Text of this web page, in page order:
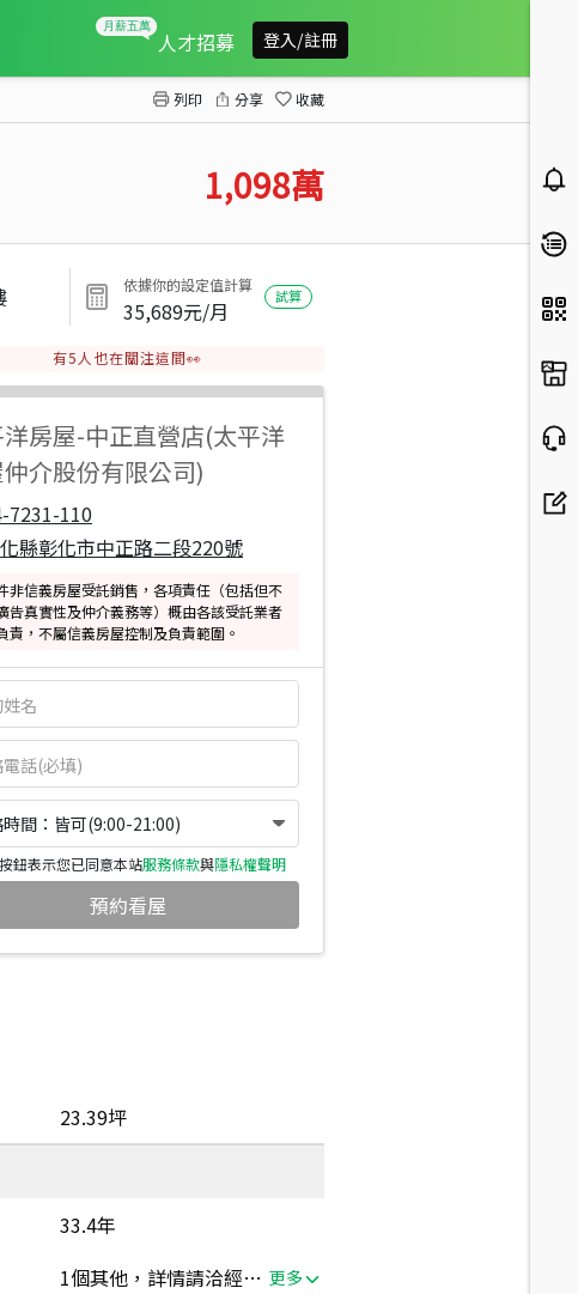
人才招募 登入/註冊
列印 分享 收藏
1,098萬
依據你的設定值計算
35,689元/月
試算
有5 人也在關注這間👀
房屋-中正直營店(太平洋
介股份有限公司)
7231-110
縣彰化市中正路二段220號
非信義房屋受託銷售，各項責任（包括但不
告真實性及仲介義務等）概由各該受託業者
責，不屬信義房屋控制及負責範圍。
間：皆可(9:00-21:00)
鈕表示您已同意本站服務條款與隱私權聲明
預約看屋
23.39坪
33.4年
1個其他，詳情請洽經紀人員 更多